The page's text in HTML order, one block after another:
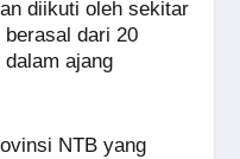
diikuti oleh sekitar
berasal dari 20
ajang
NTB yang